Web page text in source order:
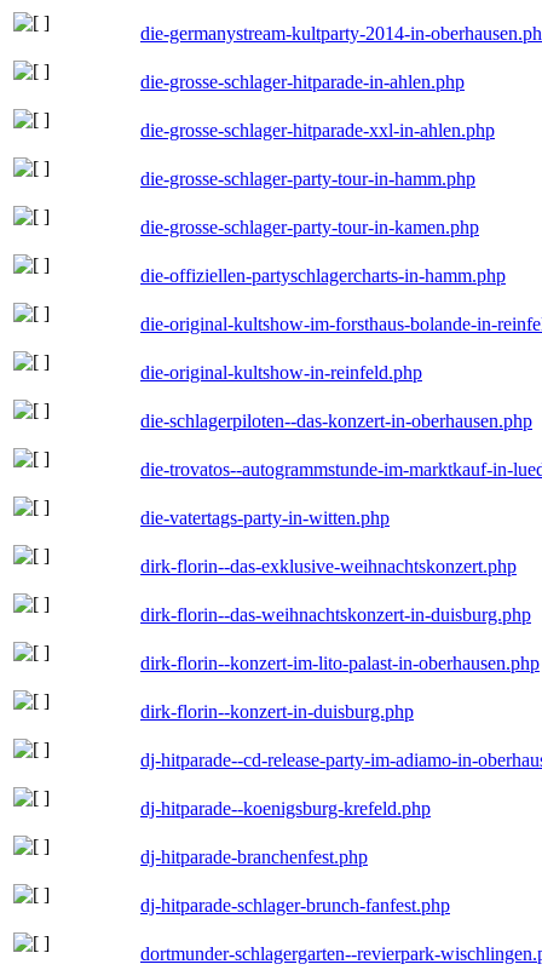
die-germanystream-kultparty-2014-in-
die-grosse-schlager-hitparade-in-ahlen.php
die-grosse-schlager-hitparade-xxl-in-ahlen.php
die-grosse-schlager-party-tour-in-hamm.php
die-grosse-schlager-party-tour-in-kamen.php
die-offiziellen-partyschlagercharts-in-hamm.php
die-original-kultshow-im-forsthaus-bolande-in-
die-original-kultshow-in-reinfeld.php
die-schlagerpiloten--das-konzert-in-oberhausen.php
die-trovatos--autogrammstunde-im-marktkauf-in-
die-vatertags-party-in-witten.php
dirk-florin--das-exklusive-weihnachtskonzert.php
dirk-florin--das-weihnachtskonzert-in-duisburg.php
dirk-florin--konzert-im-lito-palast-in-oberhausen.php
dirk-florin--konzert-in-duisburg.php
dj-hitparade--cd-release-party-im-adiamo-in-
dj-hitparade--koenigsburg-krefeld.php
dj-hitparade-branchenfest.php
dj-hitparade-schlager-brunch-fanfest.php
dortmunder-schlagergarten--revierpark-